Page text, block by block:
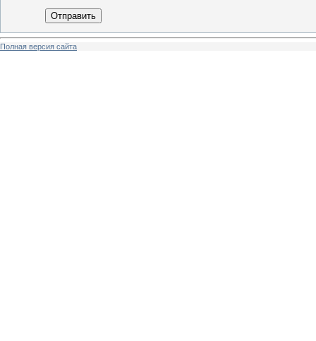
Отправить
Полная версия сайта